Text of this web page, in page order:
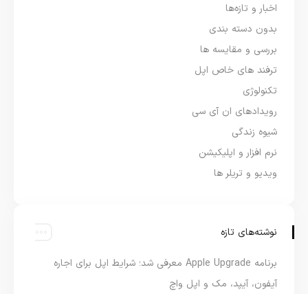
اخبار و تازه‌ها
بدون دسته بندی
بررسی و مقایسه ها
ترفند های خاص اپل
تکنولوژی
رویدادهای ان آی سی
شیوه زندگی
نرم افزار و اپلیکیشن
ویدیو و تریلر ها
نوشته‌های تازه
برنامه Apple Upgrade معرفی شد؛ شرایط اپل برای اجاره
آیفون، آیپد، مک و اپل واچ